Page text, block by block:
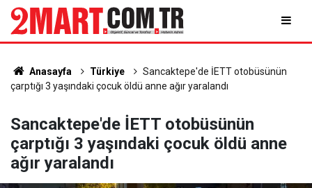
Anasayfa Türkiye
Sancaktepe'de İETT otobüsünün
çarptığı 3 yaşındaki çocuk öldü anne ağır yaralandı
Sancaktepe'de İETT otobüsünün
çarptığı 3 yaşındaki çocuk öldü anne
ağır yaralandı